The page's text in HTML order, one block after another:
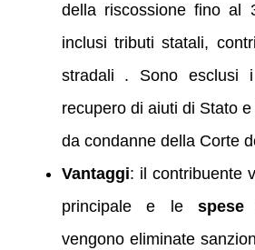
della riscossione fino al
inclusi tributi statali,
stradali . Sono esclusi
recupero di aiuti di Stato
da condanne della Corte
Vantaggi: il contribuente
principale e le
vengono eliminate